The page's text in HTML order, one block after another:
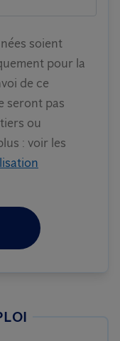
soient
pour la
de ce
seront pas
ou
: voir les